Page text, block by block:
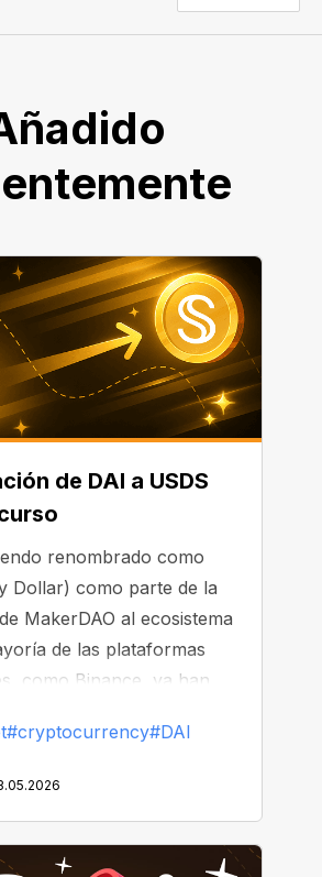
de DAI a USDS
renombrado como
Dollar) como parte de la
MakerDAO al ecosistema
de las plataformas
como Binance, ya han
listados.
#cryptocurrency#DAI